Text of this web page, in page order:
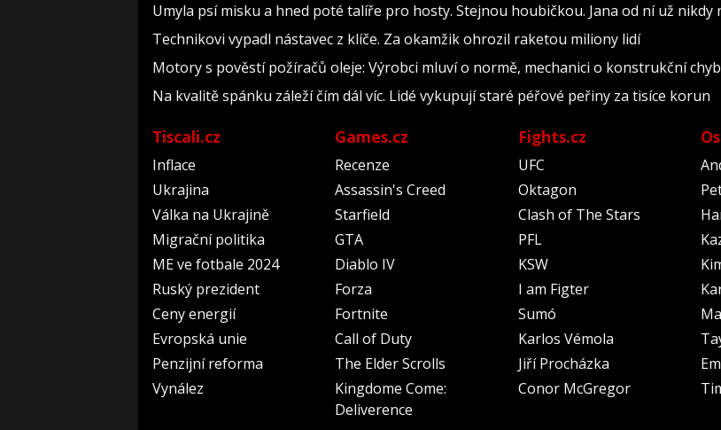
Umyla psí misku a hned poté talíře pro hosty. Stejnou houbičkou. Jana od ní už nikdy
Technikovi vypadl nástavec z klíče. Za okamžik ohrozil raketou miliony lidí
Motory s pověstí požíračů oleje: Výrobci mluví o normě, mechanici o konstrukční
Na kvalitě spánku záleží čím dál víc. Lidé vykupují staré péřové peřiny za tisíce korun
Tiscali.cz
Inflace
Ukrajina
Válka na Ukrajině
Migrační politika
ME ve fotbale 2024
Ruský prezident
Ceny energií
Evropská unie
Penzijní reforma
Vynález
Games.cz
Recenze
Assassin's Creed
Starfield
GTA
Diablo IV
Forza
Fortnite
Call of Duty
The Elder Scrolls
Kingdome Come:
Deliverence
Fights.cz
UFC
Oktagon
Clash of The Stars
PFL
KSW
I am Figter
Sumó
Karlos Vémola
Jiří Procházka
Conor McGregor